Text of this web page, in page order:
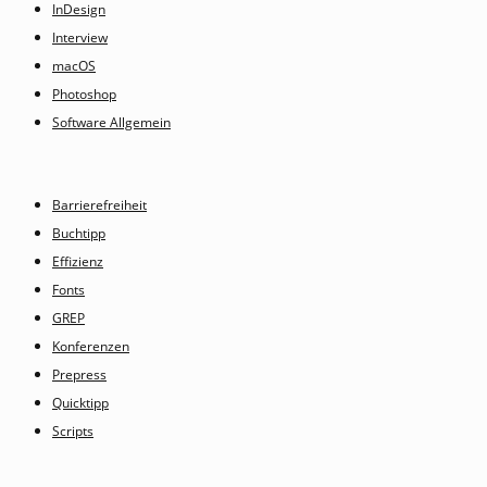
InDesign
Interview
macOS
Photoshop
Software Allgemein
Barrierefreiheit
Buchtipp
Effizienz
Fonts
GREP
Konferenzen
Prepress
Quicktipp
Scripts